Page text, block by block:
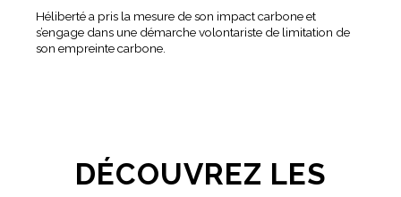
Héliberté a pris la mesure de son impact carbone et
s’engage dans une démarche volontariste de limitation de
son empreinte carbone.
DÉCOUVREZ LES